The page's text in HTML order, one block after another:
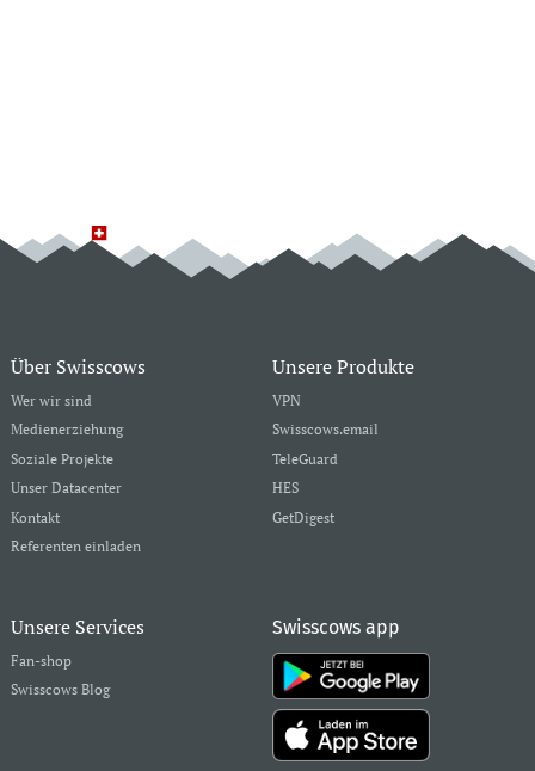
Über Swisscows
Wer wir sind
Medienerziehung
Soziale Projekte
Unser Datacenter
Kontakt
Referenten einladen
Unsere Produkte
VPN
Swisscows.email
TeleGuard
HES
GetDigest
Unsere Services
Fan-shop
Swisscows Blog
Swisscows app